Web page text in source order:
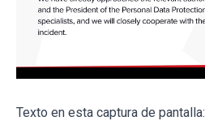
Texto en esta captura de pantalla: